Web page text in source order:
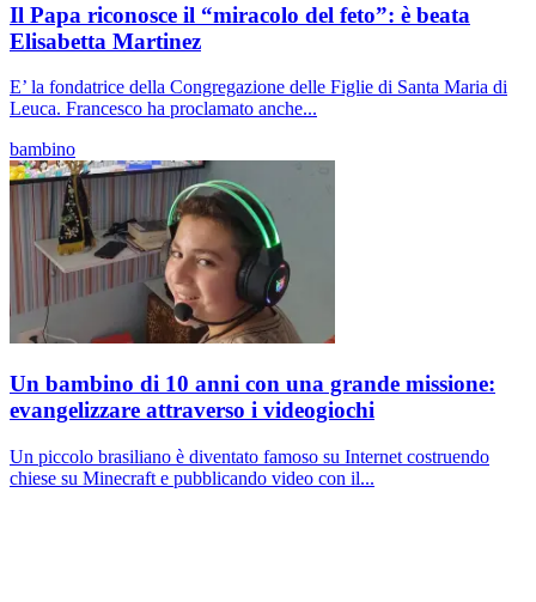
Il Papa riconosce il “miracolo del feto”: è beata
Elisabetta Martinez
E’ la fondatrice della Congregazione delle Figlie di Santa Maria di
Leuca. Francesco ha proclamato anche...
bambino
Un bambino di 10 anni con una grande missione:
evangelizzare attraverso i videogiochi
Un piccolo brasiliano è diventato famoso su Internet costruendo
chiese su Minecraft e pubblicando video con il...